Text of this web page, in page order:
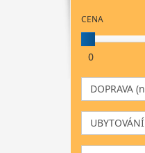
CENA
0
DOPRAVA